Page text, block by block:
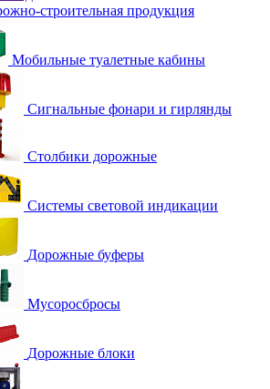
строительная продукция
Мобильные туалетные кабины
Сигнальные фонари и гирлянды
Столбики дорожные
Системы световой индикации
Дорожные буферы
Мусоросбросы
Дорожные блоки